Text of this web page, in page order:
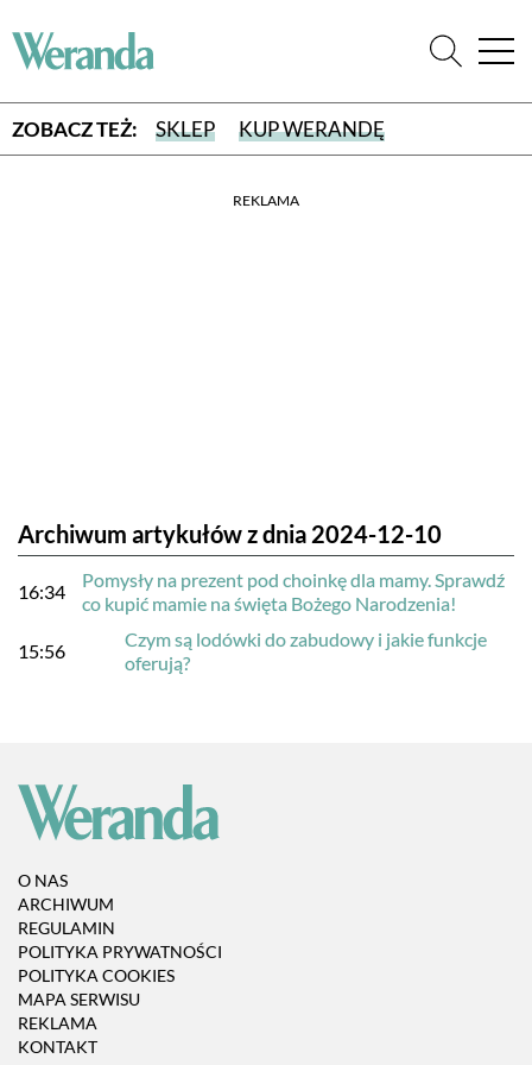
ZOBACZ TEŻ: SKLEP KUP WERANDĘ
REKLAMA
Archiwum artykułów z dnia 2024-12-10
16:34
Pomysły na prezent pod choinkę dla mamy. Sprawdź
co kupić mamie na święta Bożego Narodzenia!
15:56
Czym są lodówki do zabudowy i jakie funkcje
oferują?
O NAS
ARCHIWUM
REGULAMIN
POLITYKA PRYWATNOŚCI
POLITYKA COOKIES
MAPA SERWISU
REKLAMA
KONTAKT